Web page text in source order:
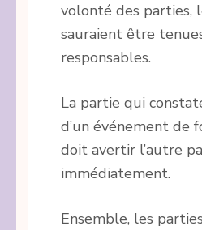
volonté des parties,
sauraient être
responsables.
La partie qui
d’un événement de
doit avertir l’autre
immédiatement.
Ensemble, les